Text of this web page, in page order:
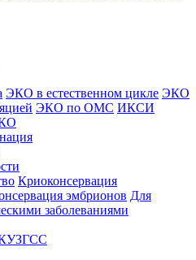
ЭКО в естественном цикле ЭКО
ЭКО по ОМС ИКСИ
Криоконсервация
эмбрионов Для
заболеваниями